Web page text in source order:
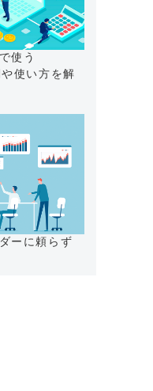
使う
や使い方を解
ーに頼らず